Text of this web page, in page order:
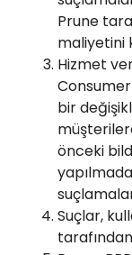
Prune
maliyetini
Hizmet
bir
önceki
Suçlar,